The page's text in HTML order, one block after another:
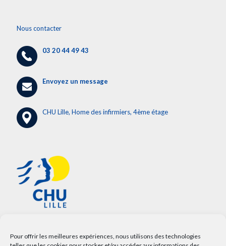
Pour offrir les meilleures expériences, nous utilisons des technologies
Nous contacter
03 20 44 49 43
Envoyez un message
CHU Lille, Home des infirmiers, 4ème étage